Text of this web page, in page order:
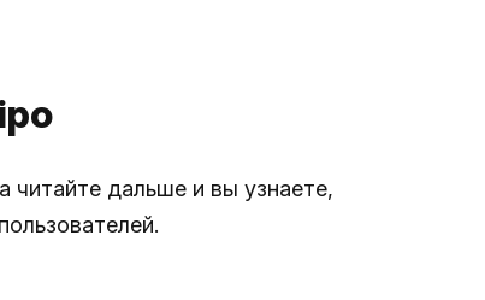
читайте дальше и вы узнаете,